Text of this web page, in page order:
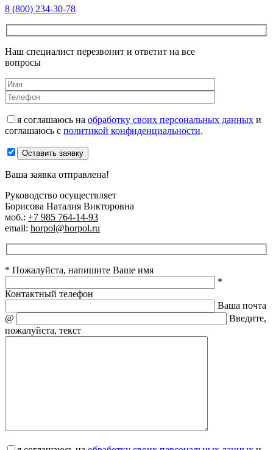
8 (800) 234-30-78
Наш специалист перезвонит и ответит на все
вопросы
я соглашаюсь на обработку своих персональных данных и
соглашаюсь с политикой конфиденциальности.
Оставить заявку
Ваша заявка отправлена!
Руководство осуществляет
Борисова Наталия Викторовна
моб.: +7 985 764-14-93
email: horpol@horpol.ru
* Пожалуйста, напишите Ваше имя
*
Контактный телефон
Ваша почта
@
Введите,
пожалуйста, текст